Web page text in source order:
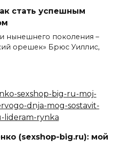
стать успешным
нынешнего поколения –
орешек» Брюс Уиллис,
(sexshop-big.ru): мой